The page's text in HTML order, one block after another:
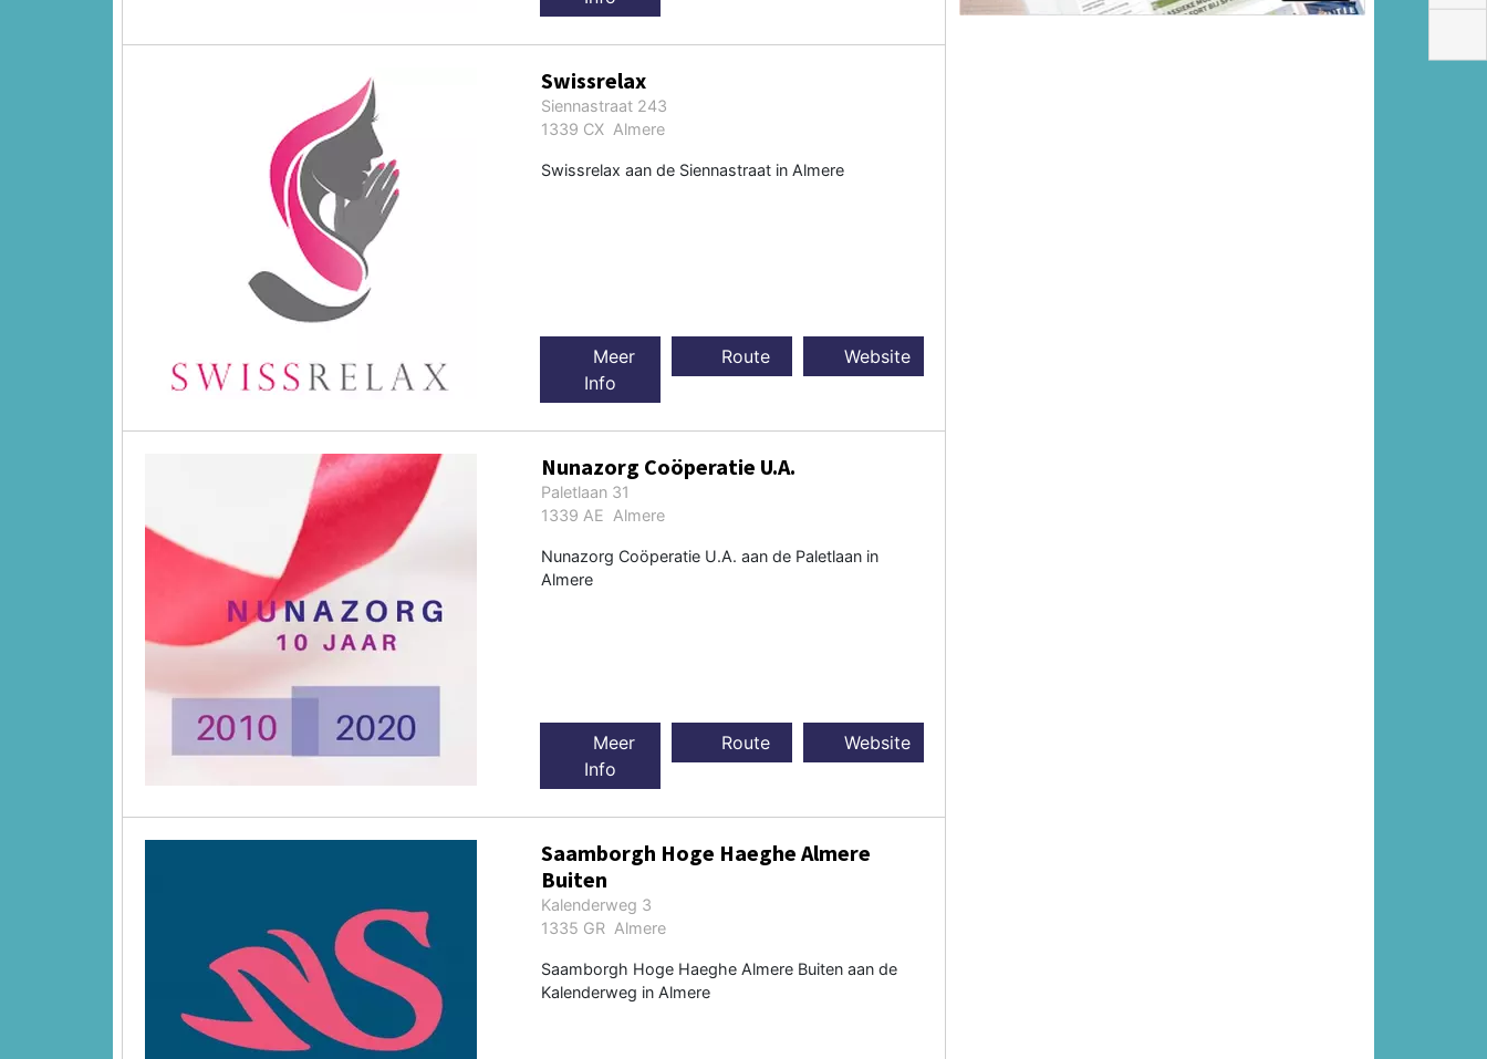
Swissrelax
Siennastraat 243
1339 CX Almere
Swissrelax aan de Siennastraat in Almere
Meer
Info
Route Website
Nunazorg Coöperatie U.A.
Paletlaan 31
1339 AE Almere
Nunazorg Coöperatie U.A. aan de Paletlaan in
Almere
Meer
Info
Route Website
Saamborgh Hoge Haeghe Almere
Buiten
Kalenderweg 3
1335 GR Almere
Saamborgh Hoge Haeghe Almere Buiten aan de
Kalenderweg in Almere